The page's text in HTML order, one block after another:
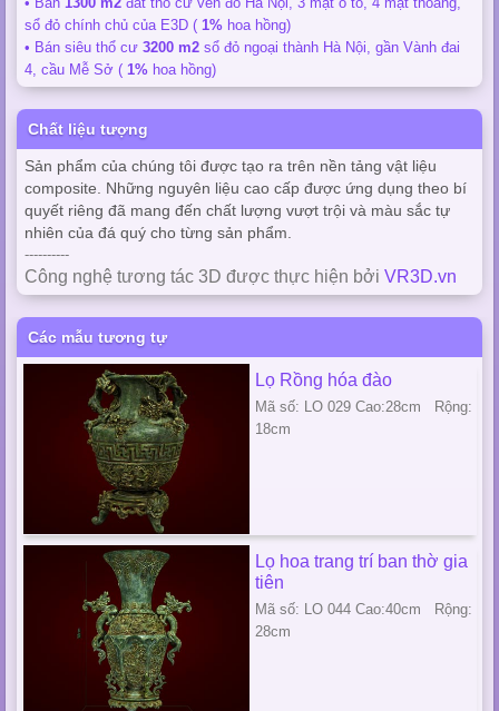
sổ đỏ chính chủ của E3D ( 1% hoa hồng)
• Bán siêu thổ cư 3200 m2 sổ đỏ ngoại thành Hà Nội, gần Vành đai
4, cầu Mễ Sở ( 1% hoa hồng)
Chất liệu tượng
Sản phẩm của chúng tôi được tạo ra trên nền tảng vật liệu
composite. Những nguyên liệu cao cấp được ứng dụng theo bí
quyết riêng đã mang đến chất lượng vượt trội và màu sắc tự
nhiên của đá quý cho từng sản phẩm.
----------
Công nghệ tương tác 3D được thực hiện bởi VR3D.vn
Các mẫu tương tự
Lọ Rồng hóa đào
Mã số: LO 029 Cao:28cm Rộng:
18cm
Lọ hoa trang trí ban thờ gia
tiên
Mã số: LO 044 Cao:40cm Rộng:
28cm